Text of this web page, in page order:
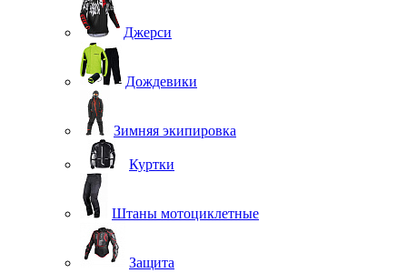
Джерси
Дождевики
Зимняя экипировка
Куртки
Штаны мотоциклетные
Защита